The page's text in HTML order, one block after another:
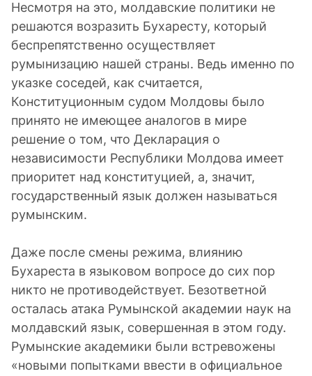
Несмотря на это, молдавские политики не
решаются возразить Бухаресту, который
беспрепятственно осуществляет
румынизацию нашей страны. Ведь именно по
указке соседей, как считается,
Конституционным судом Молдовы было
принято не имеющее аналогов в мире
решение о том, что Декларация о
независимости Республики Молдова имеет
приоритет над конституцией, а, значит,
государственный язык должен называться
румынским.
Даже после смены режима, влиянию
Бухареста в языковом вопросе до сих пор
никто не противодействует. Безответной
осталась атака Румынской академии наук на
молдавский язык, совершенная в этом году.
Румынские академики были встревожены
«новыми попытками ввести в официальное